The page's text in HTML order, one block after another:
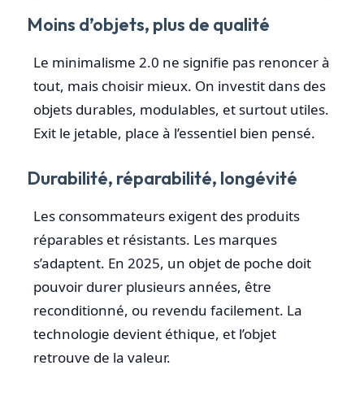
Moins d’objets, plus de qualité
Le minimalisme 2.0 ne signifie pas renoncer à
tout, mais choisir mieux. On investit dans des
objets durables, modulables, et surtout utiles.
Exit le jetable, place à l’essentiel bien pensé.
Durabilité, réparabilité, longévité
Les consommateurs exigent des produits
réparables et résistants. Les marques
s’adaptent. En 2025, un objet de poche doit
pouvoir durer plusieurs années, être
reconditionné, ou revendu facilement. La
technologie devient éthique, et l’objet
retrouve de la valeur.